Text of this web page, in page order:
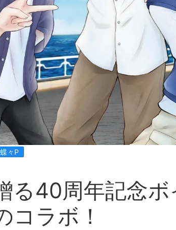
々P
る40周年記念
コラボ！